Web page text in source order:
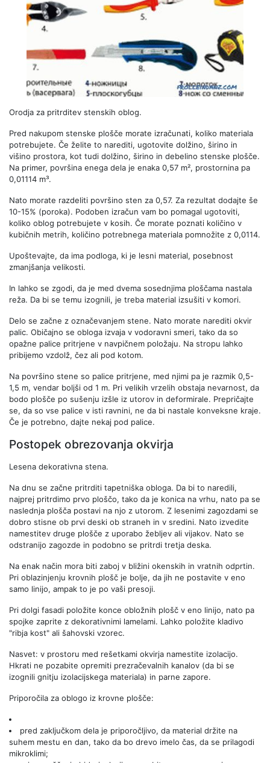
Orodja za pritrditev stenskih oblog.
Pred nakupom stenske plošče morate izračunati, koliko materiala
potrebujete. Če želite to narediti, ugotovite dolžino, širino in
višino prostora, kot tudi dolžino, širino in debelino stenske plošče.
Na primer, površina enega dela je enaka 0,57 m², prostornina pa
0,01114 m³.
Nato morate razdeliti površino sten za 0,57. Za rezultat dodajte še
10-15% (poroka). Podoben izračun vam bo pomagal ugotoviti,
koliko oblog potrebujete v kosih. Če morate poznati količino v
kubičnih metrih, količino potrebnega materiala pomnožite z 0,0114.
Upoštevajte, da ima podloga, ki je lesni material, posebnost
zmanjšanja velikosti.
In lahko se zgodi, da je med dvema sosednjima ploščama nastala
reža. Da bi se temu izognili, je treba material izsušiti v komori.
Delo se začne z označevanjem stene. Nato morate narediti okvir
palic. Običajno se obloga izvaja v vodoravni smeri, tako da so
opažne palice pritrjene v navpičnem položaju. Na stropu lahko
pribijemo vzdolž, čez ali pod kotom.
Na površino stene so palice pritrjene, med njimi pa je razmik 0,5-
1,5 m, vendar boljši od 1 m. Pri velikih vrzelih obstaja nevarnost, da
bodo plošče po sušenju izšle iz utorov in deformirale. Prepričajte
se, da so vse palice v isti ravnini, ne da bi nastale konveksne kraje.
Če je potrebno, dajte nekaj pod palice.
Postopek obrezovanja okvirja
Lesena dekorativna stena.
Na dnu se začne pritrditi tapetniška obloga. Da bi to naredili,
najprej pritrdimo prvo ploščo, tako da je konica na vrhu, nato pa se
naslednja plošča postavi na njo z utorom. Z lesenimi zagozdami se
dobro stisne ob prvi deski ob straneh in v sredini. Nato izvedite
namestitev druge plošče z uporabo žebljev ali vijakov. Nato se
odstranijo zagozde in podobno se pritrdi tretja deska.
Na enak način mora biti zaboj v bližini okenskih in vratnih odprtin.
Pri oblazinjenju krovnih plošč je bolje, da jih ne postavite v eno
samo linijo, ampak to je po vaši presoji.
Pri dolgi fasadi položite konce obložnih plošč v eno linijo, nato pa
spojke zaprite z dekorativnimi lamelami. Lahko položite kladivo
"ribja kost" ali šahovski vzorec.
Nasvet: v prostoru med rešetkami okvirja namestite izolacijo.
Hkrati ne pozabite opremiti prezračevalnih kanalov (da bi se
izognili gnitju izolacijskega materiala) in parne zapore.
Priporočila za oblogo iz krovne plošče:
pred zaključkom dela je priporočljivo, da material držite na
suhem mestu en dan, tako da bo drevo imelo čas, da se prilagodi
mikroklimi;